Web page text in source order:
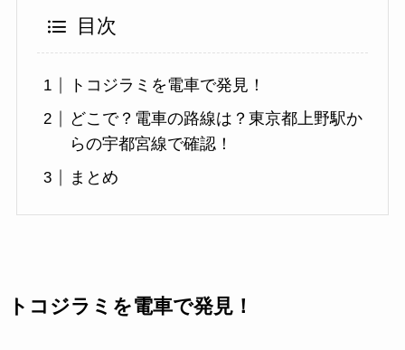
目次
トコジラミを電車で発見！
どこで？電車の路線は？東京都上野駅か
らの宇都宮線で確認！
まとめ
トコジラミを電車で発見！